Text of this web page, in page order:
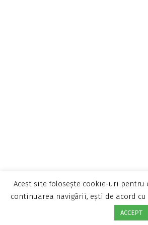
Acest site folosește cookie-uri
continuarea navigării, ești de acord
ACCEPT